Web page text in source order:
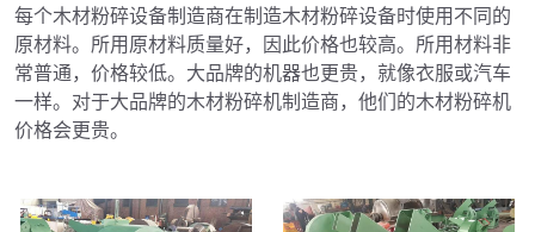
每个木材粉碎设备制造商在制造木材粉碎设备时使用不同的
原材料。所用原材料质量好，因此价格也较高。所用材料非
常普通，价格较低。大品牌的机器也更贵，就像衣服或汽车
一样。对于大品牌的木材粉碎机制造商，他们的木材粉碎机
价格会更贵。